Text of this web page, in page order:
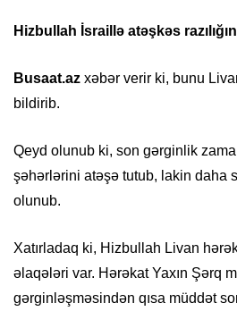
Hizbullah İsraillə atəşkəs
Busaat.az xəbər verir ki, bunu
bildirib.
Qeyd olunub ki, son gərginlik
şəhərlərini atəşə tutub, lakin daha
olunub.
Xatırladaq ki, Hizbullah Livan
əlaqələri var. Hərəkat Yaxın Şərq
gərginləşməsindən qısa müddət